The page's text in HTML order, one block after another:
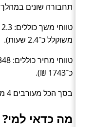
תחבורה שונים במהלך 365 הימים האחרונים.
משוקלל כ־2.4 שעות).
כ־1743 ₪).
בסך הכל מעורבים 4 מפעילים ו־5 תחנות מוצא/יעד.
מה כדאי למי?